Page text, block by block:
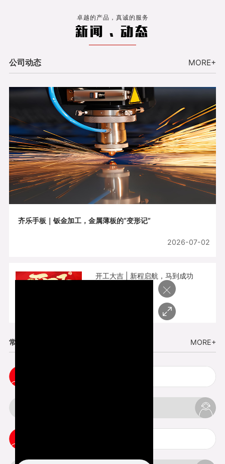
卓越的产品，真诚的服务
新闻 . 动态
公司动态 MORE+
齐乐手板｜钣金加工，金属薄板的“变形记”
2026-07-02
开工大吉 | 新程启航，马到成功
常见问题 MORE+
×